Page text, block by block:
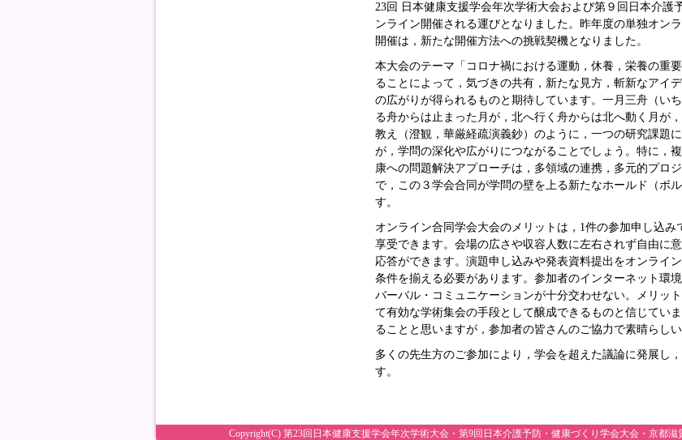
23回 日本健康支援学会年次学術大会および第９回日本介護
ンライン開催される運びとなりました。昨年度の単独オン
開催は，新たな開催方法への挑戦契機となりました。
本大会のテーマ「コロナ禍における運動，休養，栄養の重
ることによって，気づきの共有，新たな見方，斬新なアイ
の広がりが得られるものと期待しています。一月三舟（い
る舟からは止まった月が，北へ行く舟からは北へ動く月が
教え（澄観，華厳経疏演義鈔）のように，一つの研究課題
が，学問の深化や広がりにつながることでしょう。特に，
康への問題解決アプローチは，多領域の連携，多元的プロ
で，この３学会合同が学問の壁を上る新たなホールド（ボ
す。
オンライン合同学会大会のメリットは，1件の参加申し込
享受できます。会場の広さや収容人数に左右されず自由に
応答ができます。演題申し込みや発表資料提出をオンライ
条件を揃える必要があります。参加者のインターネット環
バーバル・コミュニケーションが十分交わせない。メリッ
て有効な学術集会の手段として醸成できるものと信じてい
ることと思いますが，参加者の皆さんのご協力で素晴らし
多くの先生方のご参加により，学会を超えた議論に発展し
す。
Copyright(C) 第23回日本健康支援学会年次学術大会・第9回日本介護予防・健康づくり学会大会・京都滋